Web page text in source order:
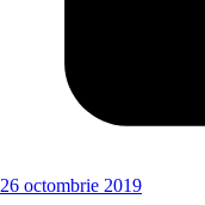
26 octombrie 2019